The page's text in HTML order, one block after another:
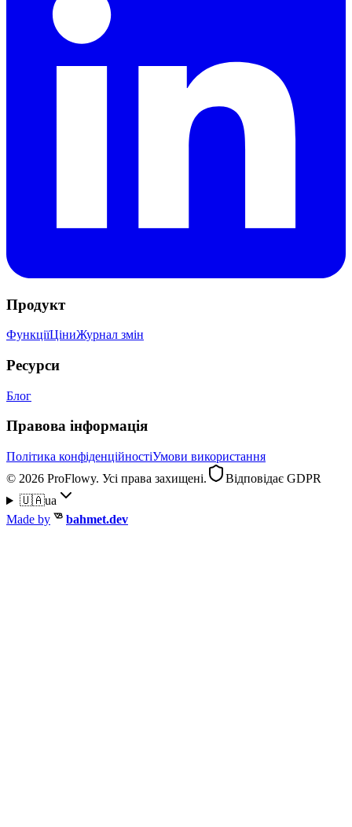
Продукт
ФункціїЦіниЖурнал змін
Ресурси
Блог
Правова інформація
Політика конфіденційностіУмови використання
© 2026 ProFlowy. Усі права захищені.
Відповідає GDPR
🇺🇦ua
Made by
bahmet.dev